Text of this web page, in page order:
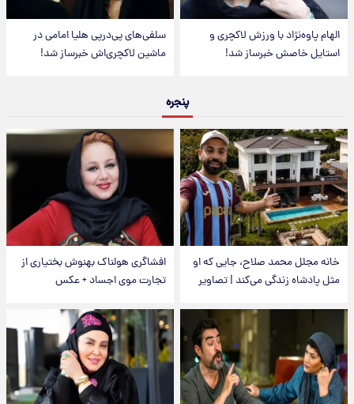
الهام پاوه‌نژاد با ورزش لاکچری و
استایل خاصش خبرساز شد!
سلفی‌های پی‌درپی هلیا امامی در
ماشین لاکچری‌اش خبرساز شد!
پنجره
خانه مجلل محمد صلاح، جایی که او
مثل پادشاه زندگی می‌کند | تصاویر
افشاگری هولناک بهنوش بختیاری از
تجارت موی اجساد + عکس